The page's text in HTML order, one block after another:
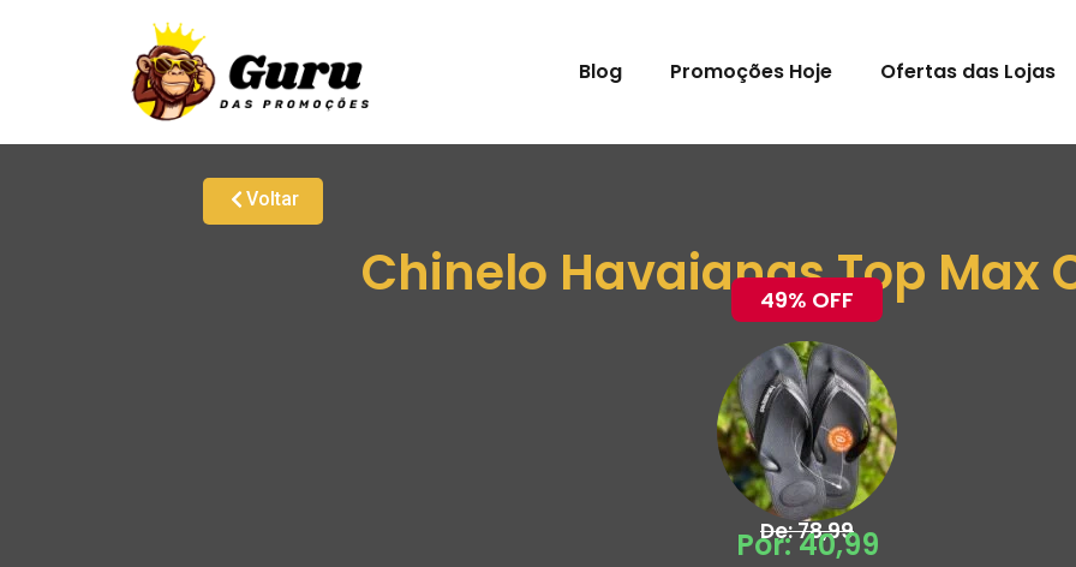
Blog Promoções Hoje Ofertas das Lojas
Voltar
Chinelo Havaianas Top Max
49% OFF
De: 78,99
Por: 40,99